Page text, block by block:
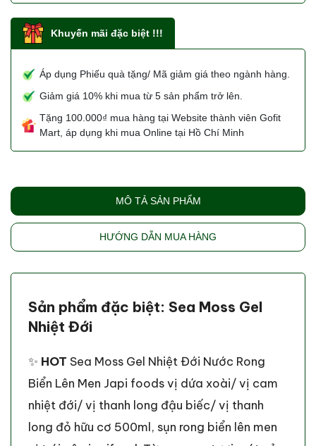
Khuyến mãi đặc biệt !!!
Áp dụng Phiếu quà tặng/ Mã giảm giá theo ngành hàng.
Giảm giá 10% khi mua từ 5 sản phẩm trở lên.
Tặng 100.000₫ mua hàng tại Website thành viên Gofit
Mart, áp dụng khi mua Online tại Hồ Chí Minh
MÔ TẢ SẢN PHẨM
HƯỚNG DẪN MUA HÀNG
Sản phẩm đặc biệt: Sea Moss Gel
Nhiệt Đới
✨ HOT Sea Moss Gel Nhiệt Đới Nước Rong
Biển Lên Men Japi foods vị dứa xoài/ vị cam
nhiệt đới/ vị thanh long đậu biếc/ vị thanh
long đỏ hữu cơ 500ml, sụn rong biển lên men